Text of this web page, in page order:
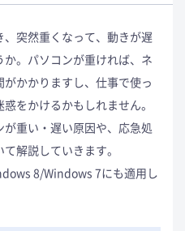
突然重くなって、動きが遅
。パソコンが重ければ、ネ
かかりますし、仕事で使っ
をかけるかもしれません。
重い・遅い原因や、応急処
解説していきます。
8/Windows 7にも適用し